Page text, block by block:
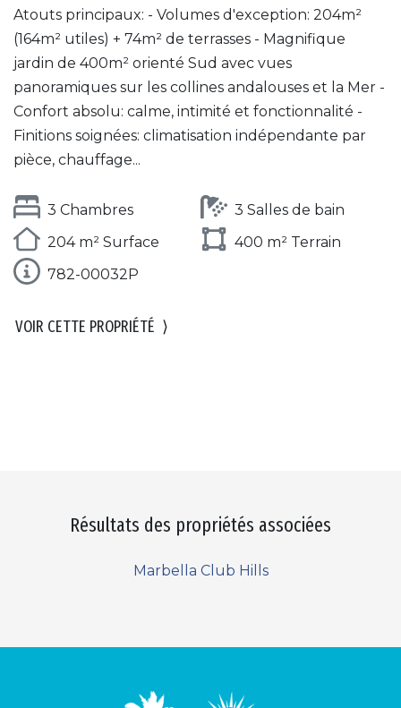
Atouts principaux: - Volumes d'exception: 204m²
(164m² utiles) + 74m² de terrasses - Magnifique
jardin de 400m² orienté Sud avec vues
panoramiques sur les collines andalouses et la Mer -
Confort absolu: calme, intimité et fonctionnalité -
Finitions soignées: climatisation indépendante par
pièce, chauffage...
3 Chambres
3 Salles de bain
204 m² Surface
400 m² Terrain
782-00032P
VOIR CETTE PROPRIÉTÉ ⟩
Résultats des propriétés associées
Marbella Club Hills